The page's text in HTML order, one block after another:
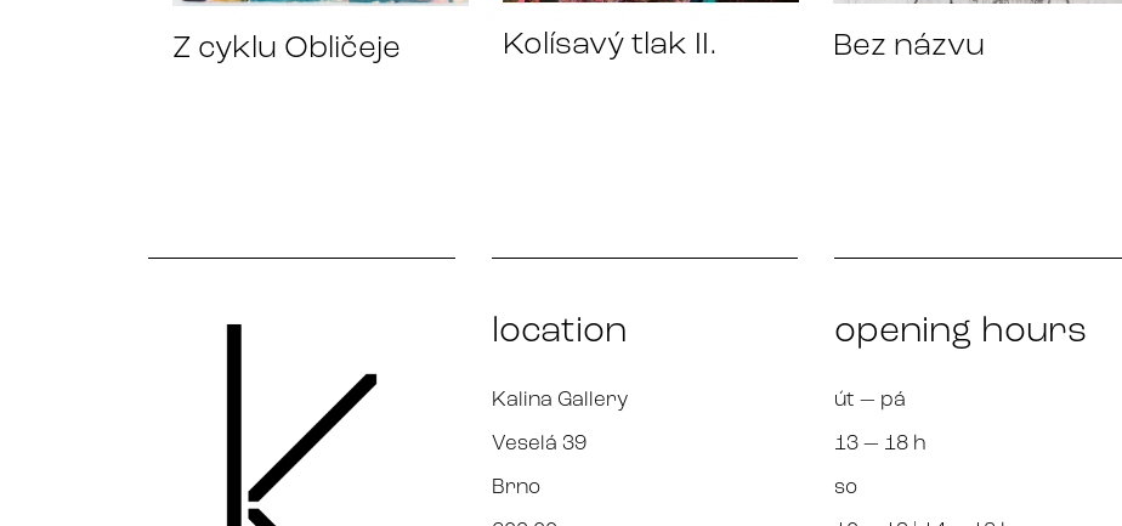
Z cyklu Obličeje Kolísavý tlak II. Bez názvu
location
Kalina Gallery
Veselá 39
Brno
opening hours
út — pá
13 — 18 h
so